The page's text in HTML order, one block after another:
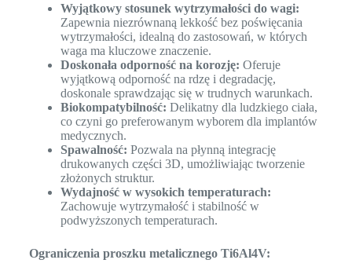
Wyjątkowy stosunek wytrzymałości do wagi:
Zapewnia niezrównaną lekkość bez poświęcania
wytrzymałości, idealną do zastosowań, w których
waga ma kluczowe znaczenie.
Doskonała odporność na korozję: Oferuje
wyjątkową odporność na rdzę i degradację,
doskonale sprawdzając się w trudnych warunkach.
Biokompatybilność: Delikatny dla ludzkiego ciała,
co czyni go preferowanym wyborem dla implantów
medycznych.
Spawalność: Pozwala na płynną integrację
drukowanych części 3D, umożliwiając tworzenie
złożonych struktur.
Wydajność w wysokich temperaturach:
Zachowuje wytrzymałość i stabilność w
podwyższonych temperaturach.
Ograniczenia proszku metalicznego Ti6Al4V: